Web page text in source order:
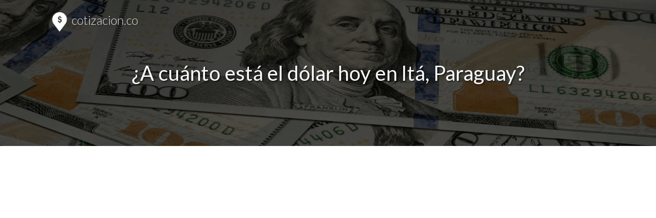
cotizacion.co
¿A cuánto está el dólar hoy en Itá, Paraguay?